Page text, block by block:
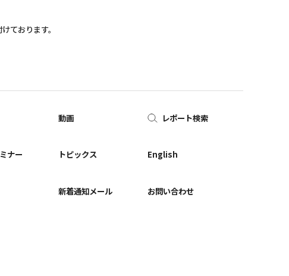
ております。
ナー
動画
トピックス
新着通知メール
レポート検索
English
お問い合わせ